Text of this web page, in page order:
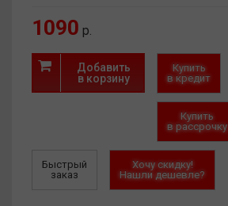
1090 р.
Добавить
в корзину
Купить
в кредит
Купить
в рассрочку
Быстрый
заказ
Хочу скидку!
Нашли дешевле?